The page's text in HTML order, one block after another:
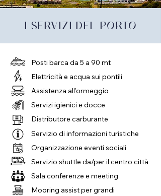
I SERVIZI DEL PORTO
Posti barca da 5 a 90 mt
Elettricità e acqua sui pontili
Assistenza all'ormeggio
Servizi igienici e docce
Distributore carburante
Servizio di informazioni turistiche
Organizzazione eventi sociali
Servizio shuttle da/per il centro città
Sala conferenze e meeting
Mooring assist per grandi